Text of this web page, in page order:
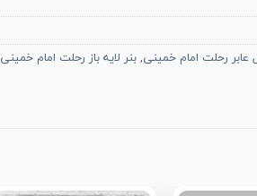
عابر رحلت امام خمینی,بنر لایه باز رحلت امام خمینی